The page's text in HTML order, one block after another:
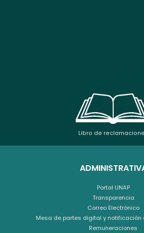
Libro de
Portal UNAP
Transparencia
Correo Electrónico
Mesa de partes digital y notificación
Remuneraciones